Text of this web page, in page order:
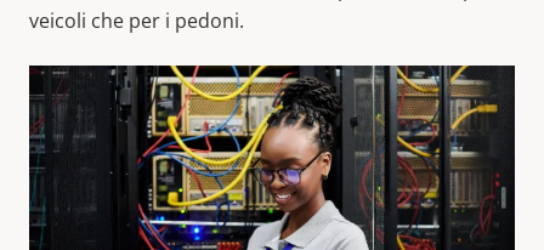
veicoli che per i pedoni.